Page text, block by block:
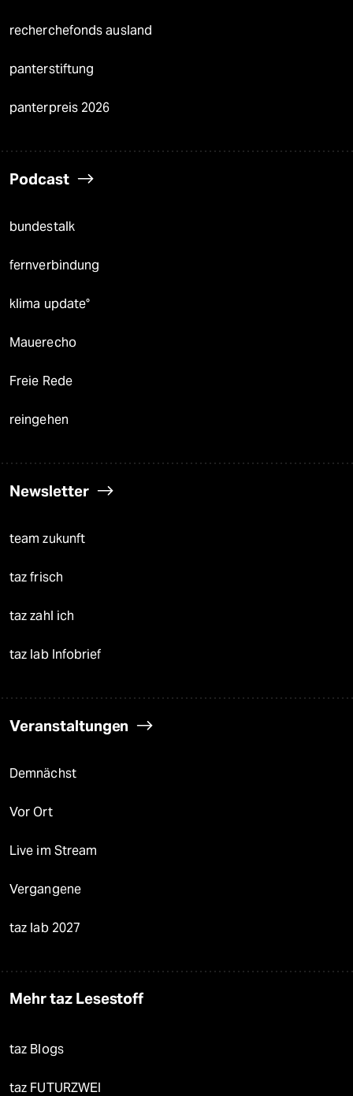
recherchefonds ausland
panterstiftung
panterpreis 2026
Podcast
bundestalk
fernverbindung
klima update°
Mauerecho
Freie Rede
reingehen
Newsletter
team zukunft
taz frisch
taz zahl ich
taz lab Infobrief
Veranstaltungen
Demnächst
Vor Ort
Live im Stream
Vergangene
taz lab 2027
Mehr taz Lesestoff
taz Blogs
taz FUTURZWEI